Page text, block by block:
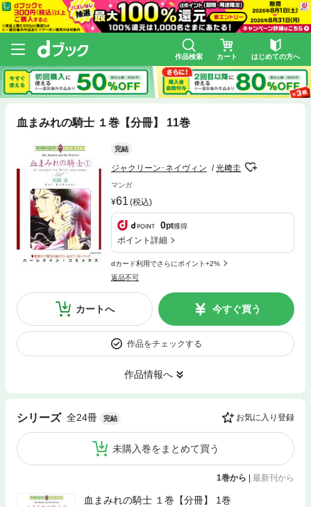
作品検索 カート はじめての方へ
血まみれの騎士 １巻【分冊】 11巻
完結
ジャクリーン･ネイヴィン 光﨑圭
マンガ
61 (税込)
0pt獲得
ポイント詳細
dカード利用でさらにポイント+2%
返品不可
カートへ 今すぐ買う
作品をチェックする
作品情報へ
シリーズ 全24冊 完結 お気に入り登録
未購入巻をまとめて買う
1巻から 最新刊から
血まみれの騎士 １巻【分冊】 1巻